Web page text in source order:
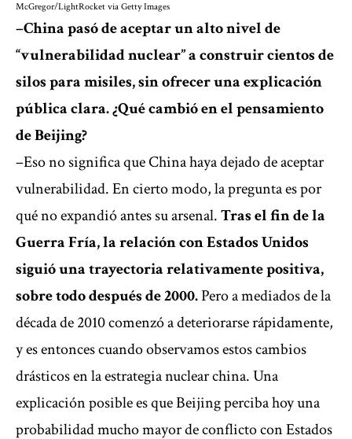
McGregor/LightRocket via Getty Images
–China pasó de aceptar un alto nivel de
“vulnerabilidad nuclear” a construir cientos de
silos para misiles, sin ofrecer una explicación
pública clara. ¿Qué cambió en el pensamiento
de Beijing?
–Eso no significa que China haya dejado de aceptar
vulnerabilidad. En cierto modo, la pregunta es por
qué no expandió antes su arsenal.Tras el fin de la
Guerra Fría, la relación con Estados Unidos
siguió una trayectoria relativamente positiva,
sobre todo después de 2000.Pero a mediados de la
década de 2010 comenzó a deteriorarse rápidamente,
y es entonces cuando observamos estos cambios
drásticos en la estrategia nuclear china. Una
explicación posible es que Beijing perciba hoy una
probabilidad mucho mayor de conflicto con Estados